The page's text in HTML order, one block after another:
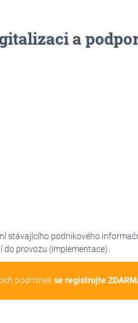
a
stávajícího podnikového
provozu (implementace).
podmínekse registrujte